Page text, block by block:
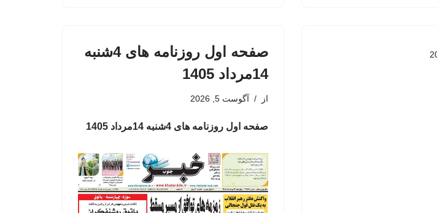
صفحه اول روزنامه های 4شنبه
14مرداد 1405
از آگوست 5, 2026
صفحه اول روزنامه های 4شنبه 14مرداد 1405